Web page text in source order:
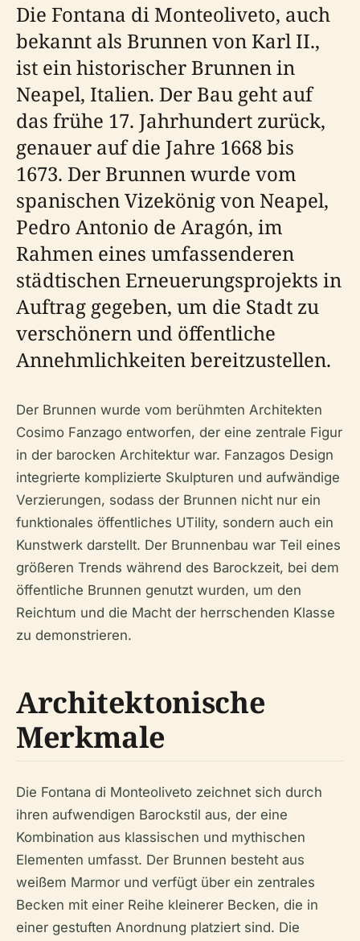
Die Fontana di Monteoliveto, auch
bekannt als Brunnen von Karl II.,
ist ein historischer Brunnen in
Neapel, Italien. Der Bau geht auf
das frühe 17. Jahrhundert zurück,
genauer auf die Jahre 1668 bis
1673. Der Brunnen wurde vom
spanischen Vizekönig von Neapel,
Pedro Antonio de Aragón, im
Rahmen eines umfassenderen
städtischen Erneuerungsprojekts in
Auftrag gegeben, um die Stadt zu
verschönern und öffentliche
Annehmlichkeiten bereitzustellen.
Der Brunnen wurde vom berühmten Architekten
Cosimo Fanzago entworfen, der eine zentrale Figur
in der barocken Architektur war. Fanzagos Design
integrierte komplizierte Skulpturen und aufwändige
Verzierungen, sodass der Brunnen nicht nur ein
funktionales öffentliches UTility, sondern auch ein
Kunstwerk darstellt. Der Brunnenbau war Teil eines
größeren Trends während des Barockzeit, bei dem
öffentliche Brunnen genutzt wurden, um den
Reichtum und die Macht der herrschenden Klasse
zu demonstrieren.
Architektonische
Merkmale
Die Fontana di Monteoliveto zeichnet sich durch
ihren aufwendigen Barockstil aus, der eine
Kombination aus klassischen und mythischen
Elementen umfasst. Der Brunnen besteht aus
weißem Marmor und verfügt über ein zentrales
Becken mit einer Reihe kleinerer Becken, die in
einer gestuften Anordnung platziert sind. Die